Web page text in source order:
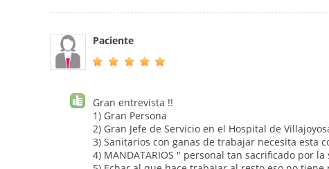
Paciente
Gran entrevista !!
1) Gran Persona
2) Gran Jefe de Servicio en el Hospital de
3) Sanitarios con ganas de trabajar necesita esta
4) MANDATARIOS " personal tan sacrificado por